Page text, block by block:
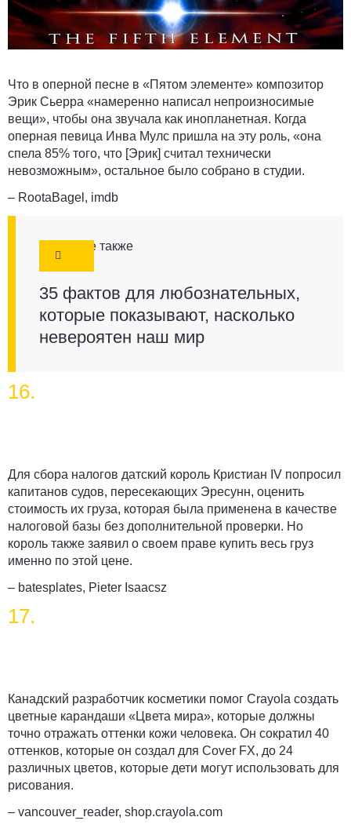
Что в оперной песне в «Пятом элементе» композитор
Эрик Сьерра «намеренно написал непроизносимые
вещи», чтобы она звучала как инопланетная. Когда
оперная певица Инва Мулс пришла на эту роль, «она
спела 85% того, что [Эрик] считал технически
невозможным», остальное было собрано в студии.
– RootaBagel, imdb
Смотрите также
35 фактов для любознательных,
которые показывают, насколько
невероятен наш мир
16.
Для сбора налогов датский король Кристиан IV попросил
капитанов судов, пересекающих Эресунн, оценить
стоимость их груза, которая была применена в качестве
налоговой базы без дополнительной проверки. Но
король также заявил о своем праве купить весь груз
именно по этой цене.
– batesplates, Pieter Isaacsz
17.
Канадский разработчик косметики помог Crayola создать
цветные карандаши «Цвета мира», которые должны
точно отражать оттенки кожи человека. Он сократил 40
оттенков, которые он создал для Cover FX, до 24
различных цветов, которые дети могут использовать для
рисования.
– vancouver_reader, shop.crayola.com